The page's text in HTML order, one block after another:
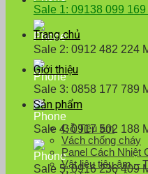
Sale 1: 09138 099
Sale 2: 0912 482 224
Sale 3: 0858 177 789
Sale 4: 0917 502 188
Sale 5: 0916 236 409
Trang chủ
Giới thiệu
Sản phẩm
Gỗ Tiêu âm
Vách chống cháy
Panel Cách Nhiệt
Vật liệu tiêu âm –